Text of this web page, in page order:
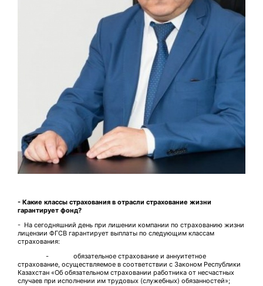
- Какие классы страхования в отрасли страхование жизни
гарантирует фонд?
- На сегодняшний день при лишении компании по страхованию жизни
лицензии ФГСВ гарантирует выплаты по следующим классам
страхования:
- обязательное страхование и аннуитетное
страхование, осуществляемое в соответствии с Законом Республики
Казахстан «Об обязательном страховании работника от несчастных
случаев при исполнении им трудовых (служебных) обязанностей»;